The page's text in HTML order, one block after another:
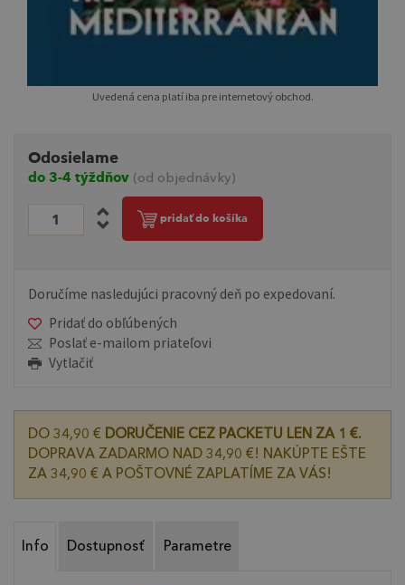
Uvedená cena platí iba pre internetový obchod.
Odosielame
do 3-4 týždňov (od objednávky)
pridať do košíka
Doručíme nasledujúci pracovný deň po expedovaní.
Pridať do obľúbených
Poslať e-mailom priateľovi
Vytlačiť
DO 34,90 € DORUČENIE CEZ PACKETU LEN ZA 1 €.
DOPRAVA ZADARMO NAD 34,90 €! NAKÚPTE EŠTE
ZA 34,90 € A POŠTOVNÉ ZAPLATÍME ZA VÁS!
Info Dostupnosť Parametre